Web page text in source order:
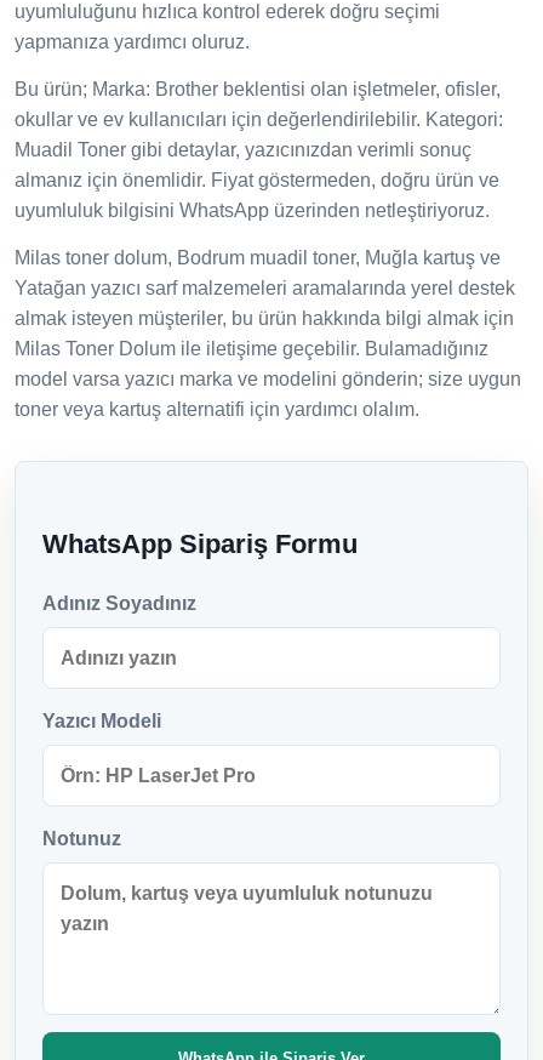
uyumluluğunu hızlıca kontrol ederek doğru seçimi
yapmanıza yardımcı oluruz.
Bu ürün; Marka: Brother beklentisi olan işletmeler, ofisler,
okullar ve ev kullanıcıları için değerlendirilebilir. Kategori:
Muadil Toner gibi detaylar, yazıcınızdan verimli sonuç
almanız için önemlidir. Fiyat göstermeden, doğru ürün ve
uyumluluk bilgisini WhatsApp üzerinden netleştiriyoruz.
Milas toner dolum, Bodrum muadil toner, Muğla kartuş ve
Yatağan yazıcı sarf malzemeleri aramalarında yerel destek
almak isteyen müşteriler, bu ürün hakkında bilgi almak için
Milas Toner Dolum ile iletişime geçebilir. Bulamadığınız
model varsa yazıcı marka ve modelini gönderin; size uygun
toner veya kartuş alternatifi için yardımcı olalım.
WhatsApp Sipariş Formu
Adınız Soyadınız
Yazıcı Modeli
Notunuz